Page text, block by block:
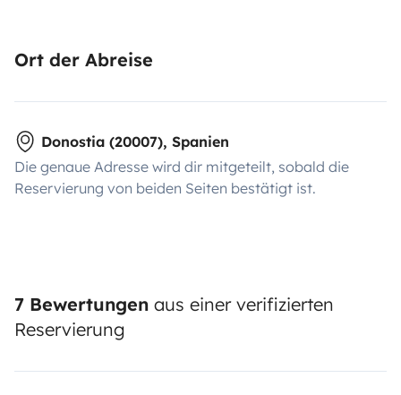
Ort der Abreise
Donostia (20007), Spanien
Die genaue Adresse wird dir mitgeteilt, sobald die
Reservierung von beiden Seiten bestätigt ist.
7 Bewertungen aus einer verifizierten
Reservierung